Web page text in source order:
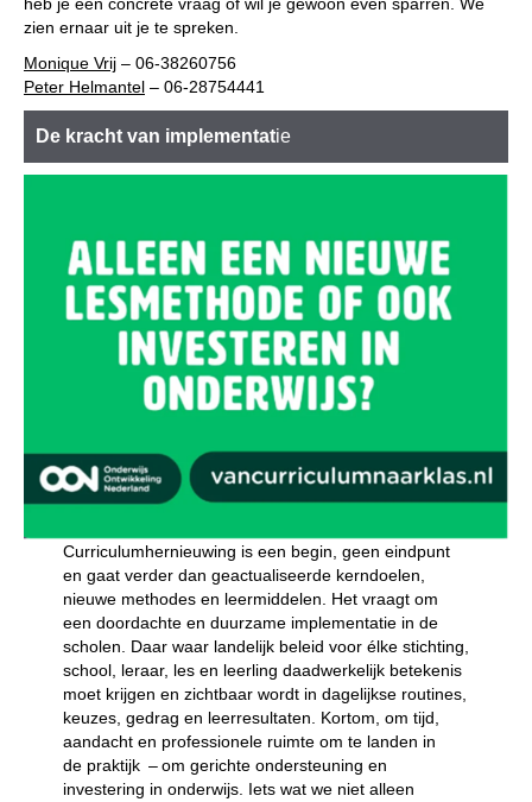
zien ernaar uit je te spreken.
Monique Vrij – 06-38260756
Peter Helmantel – 06-28754441
De kracht van implementatie
Curriculumhernieuwing is een begin, geen eindpunt
en gaat verder dan geactualiseerde kerndoelen,
nieuwe methodes en leermiddelen. Het vraagt om
een doordachte en duurzame implementatie in de
scholen. Daar waar landelijk beleid voor élke stichting,
school, leraar, les en leerling daadwerkelijk betekenis
moet krijgen en zichtbaar wordt in dagelijkse routines,
keuzes, gedrag en leerresultaten. Kortom, om tijd,
aandacht en professionele ruimte om te landen in
de praktijk – om gerichte ondersteuning en
investering in onderwijs. Iets wat we niet alleen